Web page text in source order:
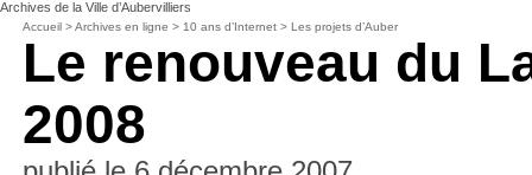
Archives de la Ville d’Aubervilliers
Accueil >Archives en ligne > 10 ans d’Internet >Les projets d’Auber
Le renouveau du
2008